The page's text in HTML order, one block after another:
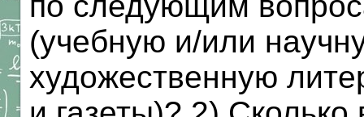
(учебную и/или
художественную